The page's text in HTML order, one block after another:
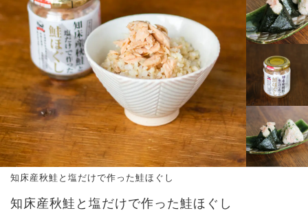
知床産秋鮭と塩だけで作った鮭ほぐし
知床産秋鮭と塩だけで作った鮭ほぐし